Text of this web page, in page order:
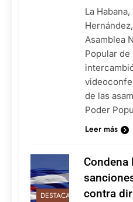
La
Asamblea
Popular de
de las
Poder
Leer más
DESTACADAS
Condena
contra